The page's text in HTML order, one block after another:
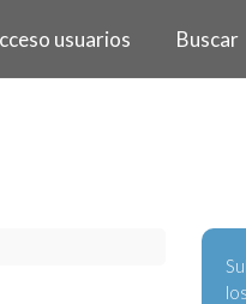
usuarios Buscar